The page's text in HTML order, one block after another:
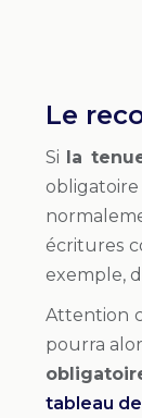
Le
Si la
écritures
exemple,
Attention
pourra
tableau